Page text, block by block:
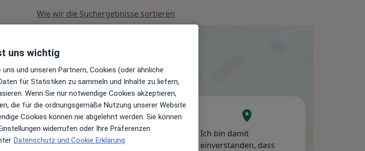
Wie wir die Suchergebnisse sortieren
Aug
Morgen
9 Aug
Mo,
10 Aug
Di,
11 Aug
Mi,
12 Aug
Ich bin damit
einverstanden, dass
uns wichtig
und unseren Partnern, Cookies (oder ähnliche
für Statistiken zu sammeln und Inhalte zu liefern,
Wenn Sie nur notwendige Cookies akzeptieren,
die für die ordnungsgemäße Nutzung unserer Website
Cookies können nie abgelehnt werden. Sie können
widerrufen oder Ihre Präferenzen
Datenschutz und Cookie Erklärung